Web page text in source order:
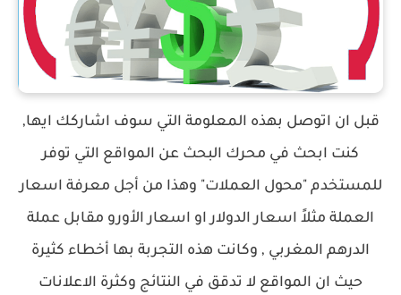
قبل ان اتوصل بهذه المعلومة التي سوف اشاركك ايها,
كنت ابحث في محرك البحث عن المواقع التي توفر
للمستخدم "محول العملات" وهذا من أجل معرفة اسعار
العملة مثلاً اسعار الدولار او اسعار الأورو مقابل عملة
الدرهم المغربي , وكانت هذه التجربة بها أخطاء كثيرة
حيث ان المواقع لا تدقق في النتائج وكثرة الاعلانات